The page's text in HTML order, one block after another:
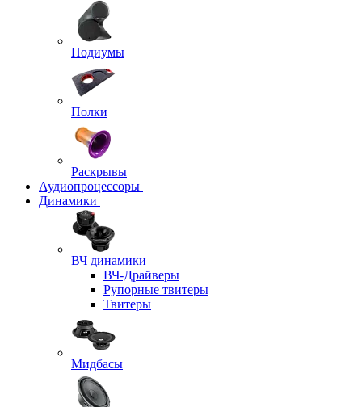
Подиумы
Полки
Раскрывы
Аудиопроцессоры
Динамики
ВЧ динамики
ВЧ-Драйверы
Рупорные твитеры
Твитеры
Мидбасы